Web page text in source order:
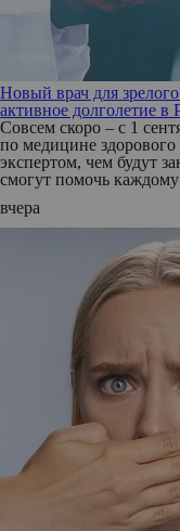
Новый врач для зрелого
активное долголетие в
Совсем скоро – с 1
по медицине здорового
экспертом, чем будут
смогут помочь каждому
вчера